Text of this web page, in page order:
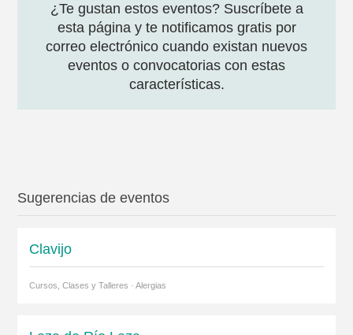
¿Te gustan estos eventos? Suscríbete a
esta página y te notificamos gratis por
correo electrónico cuando existan nuevos
eventos o convocatorias con estas
características.
Sugerencias de eventos
Clavijo
Cursos, Clases y Talleres · Alergias